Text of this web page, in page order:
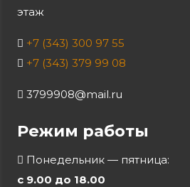
этаж
+7 (343) 300 97 55
+7 (343) 379 99 08
3799908@mail.ru
Режим работы
Понедельник — пятница:
с 9.00 до 18.00